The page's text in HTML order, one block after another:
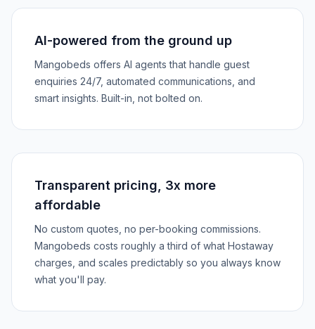
AI-powered from the ground up
Mangobeds offers AI agents that handle guest
enquiries 24/7, automated communications, and
smart insights. Built-in, not bolted on.
Transparent pricing, 3x more
affordable
No custom quotes, no per-booking commissions.
Mangobeds costs roughly a third of what Hostaway
charges, and scales predictably so you always know
what you'll pay.